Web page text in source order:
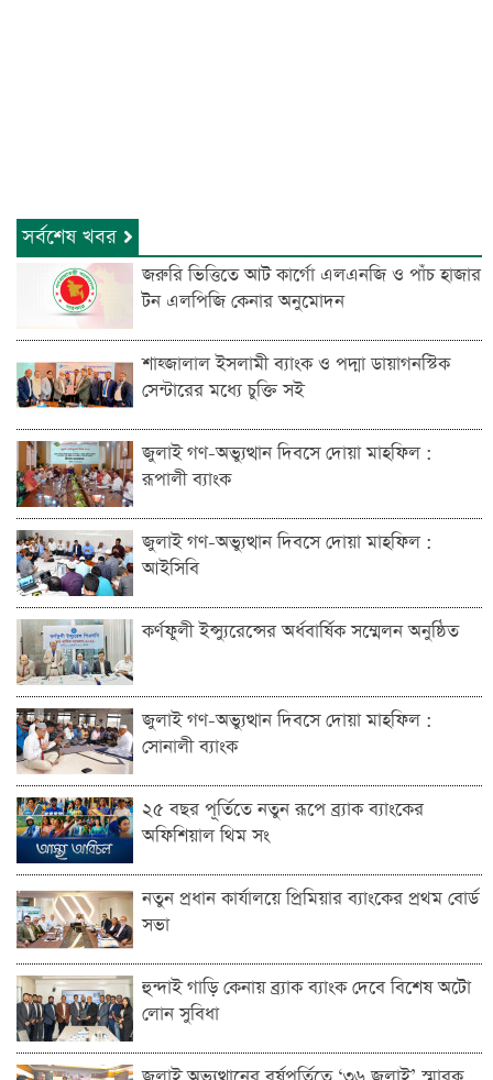
সর্বশেষ খবর
জরুরি ভিত্তিতে আট কার্গো এলএনজি ও পাঁচ হাজার
টন এলপিজি কেনার অনুমোদন
শাহ্জালাল ইসলামী ব্যাংক ও পদ্মা ডায়াগনস্টিক
সেন্টারের মধ্যে চুক্তি সই
জুলাই গণ-অভ্যুত্থান দিবসে দোয়া মাহফিল :
রূপালী ব্যাংক
জুলাই গণ-অভ্যুত্থান দিবসে দোয়া মাহফিল :
আইসিবি
কর্ণফুলী ইন্স্যুরেন্সের অর্ধবার্ষিক সম্মেলন অনুষ্ঠিত
জুলাই গণ-অভ্যুত্থান দিবসে দোয়া মাহফিল :
সোনালী ব্যাংক
২৫ বছর পূর্তিতে নতুন রূপে ব্র্যাক ব্যাংকের
অফিশিয়াল থিম সং
নতুন প্রধান কার্যালয়ে প্রিমিয়ার ব্যাংকের প্রথম বোর্ড
সভা
হুন্দাই গাড়ি কেনায় ব্র্যাক ব্যাংক দেবে বিশেষ অটো
লোন সুবিধা